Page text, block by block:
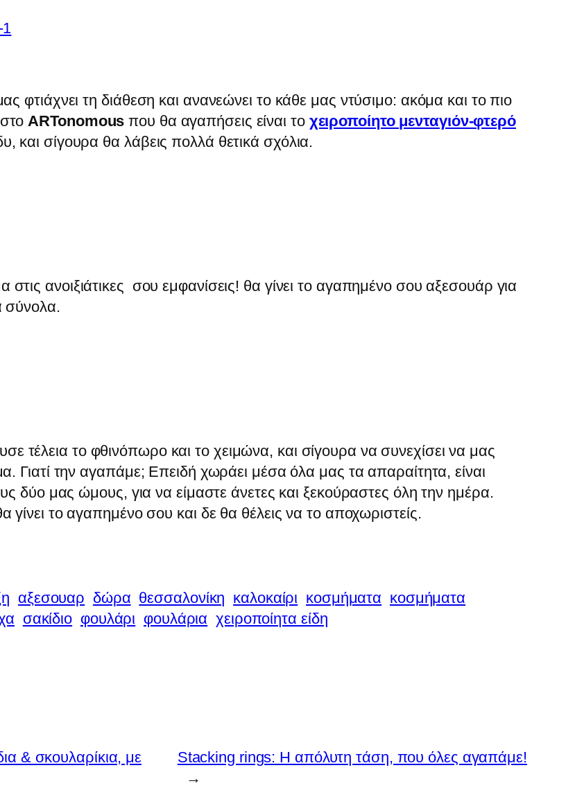
φτιάχνει τη διάθεση και ανανεώνει το κάθε μας ντύσιμο: ακόμα και το πιο
ARTonomous που θα αγαπήσεις είναι το χειροποίητο μενταγιόν-φτερό
σίγουρα θα λάβεις πολλά θετικά σχόλια.
στις ανοιξιάτικες σου εμφανίσεις! θα γίνει το αγαπημένο σου αξεσουάρ για
σύνολα.
τέλεια το φθινόπωρο και το χειμώνα, και σίγουρα να συνεχίσει να μας
Γιατί την αγαπάμε; Επειδή χωράει μέσα όλα μας τα απαραίτητα, είναι
δύο μας ώμους, για να είμαστε άνετες και ξεκούραστες όλη την ημέρα.
γίνει το αγαπημένο σου και δε θα θέλεις να το αποχωριστείς.
αξεσουαρ δώρα θεσσαλονίκη καλοκαίρι κοσμήματα κοσμήματα
σακίδιο φουλάρι φουλάρια χειροποίητα είδη
& σκουλαρίκια, με
Stacking rings: Η απόλυτη τάση, που όλες αγαπάμε!
→